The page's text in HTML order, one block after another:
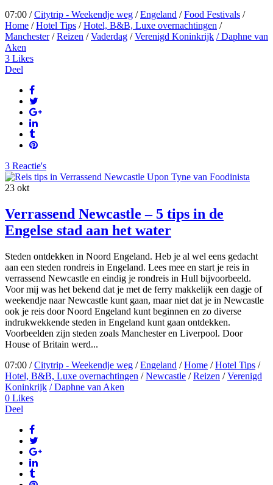
07:00 /Citytrip - Weekendje weg /Engeland /Food Festivals /
Home /Hotel Tips /Hotel, B&B, Luxe overnachtingen /
Manchester/Reizen /Vaderdag /Verenigd Koninkrijk / Daphne van
Aken
3 Likes
Deel
3 Reactie's
23 okt
Verrassend Newcastle – 5 tips in de
Engelse stad aan het water
Steden ontdekken in Noord Engeland. Heb je al wel eens gedacht
aan een steden rondreis in Engeland. Lees mee en start je reis in
verrassend Newcastle en eindig je rondreis in Hull bijvoorbeeld.
Voor mij was het bekend dat je met de ferry makkelijk een dagje of
weekendje naar Newcastle kunt gaan, maar niet dat je in Newcastle
ook je reis door Noord Engeland kunt beginnen en zo diverse
indrukwekkende steden in Engeland kunt gaan ontdekken.
Voorbeelden zijn steden zoals Manchester en Liverpool. Door
House of Britain werd...
07:00 /Citytrip - Weekendje weg /Engeland /Home /Hotel Tips /
Hotel, B&B, Luxe overnachtingen /Newcastle /Reizen /Verenigd
Koninkrijk / Daphne van Aken
0 Likes
Deel